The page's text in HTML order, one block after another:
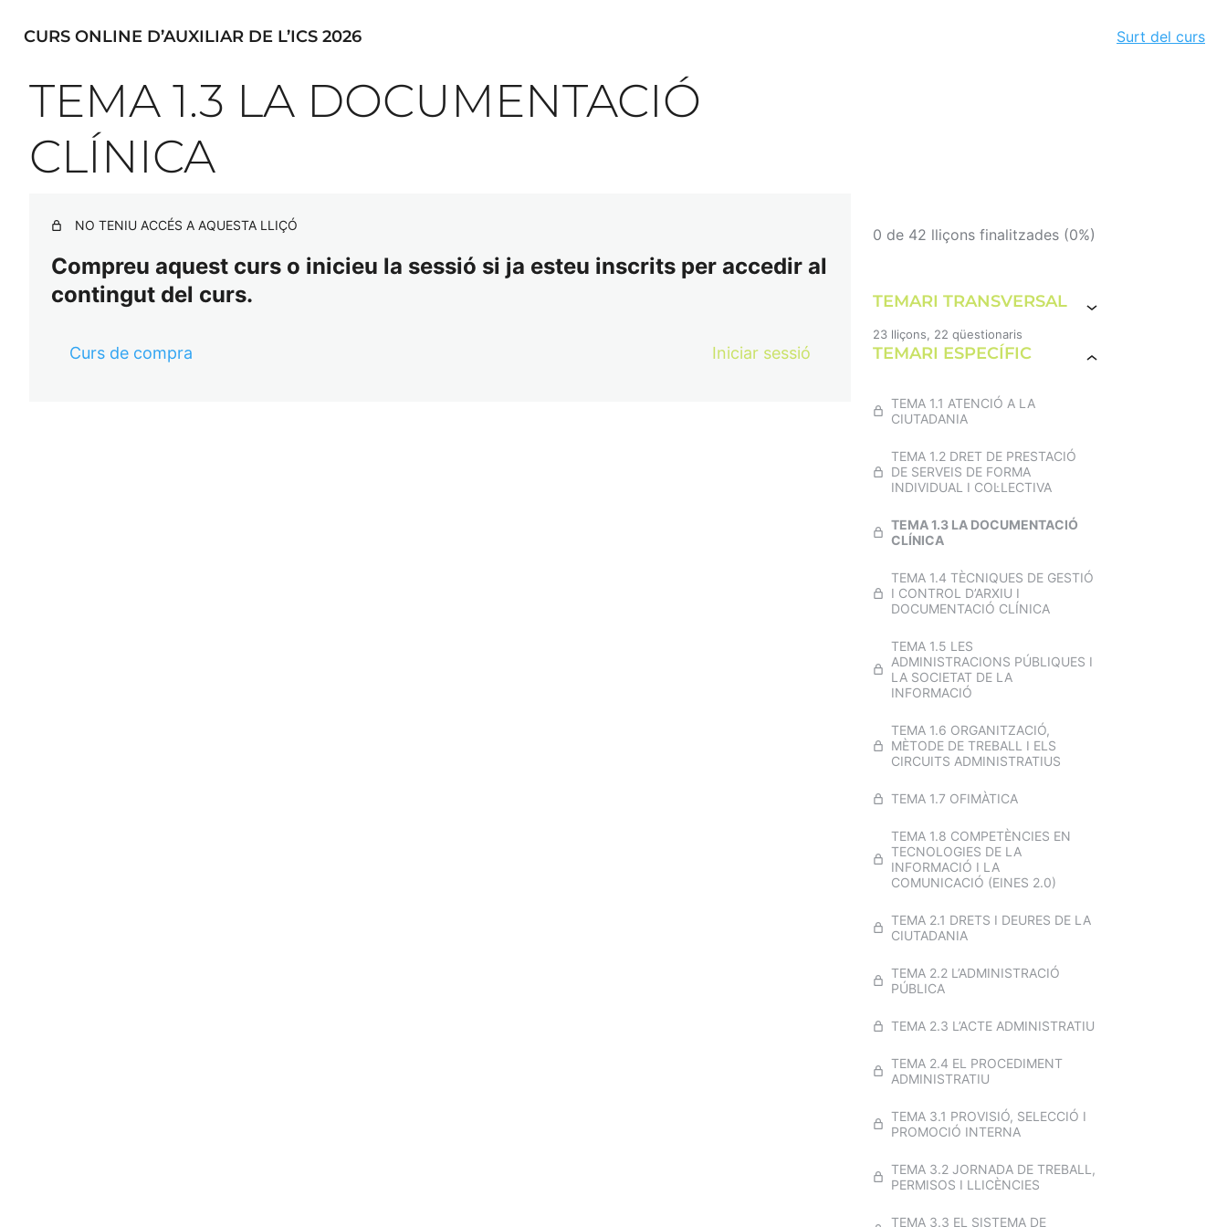
CURS ONLINE D’AUXILIAR DE L’ICS 2026 Surt del curs
TEMA 1.3 LA DOCUMENTACIÓ
CLÍNICA
NO TENIU ACCÉS A AQUESTA LLIÇÓ
Compreu aquest curs o inicieu la sessió si ja esteu inscrits per accedir al
contingut del curs.
Curs de compra Iniciar sessió
0 de 42 lliçons finalitzades (0%)
TEMARI TRANSVERSAL
TEMA 1. LA LLEI D'ORDENACIÓ
D'UTILITZACIÓ PÚBLICA DE
CATALUNYA (SISCAT)
EXAMEN TEMA 1 TRANSVERSAL
ICS 2025
INSTITUT CATALÀ DE LA SALUT
TRANSVERSAL ICS 2025
TEMA 3. DRETS I DEURES DE LA
LA SALUT I L'ATENCIÓ
SANITÀRIA
EXAMEN TEMA 3 TEMARI
TEMA 4. L'ESTATUT MARC DEL
PERSONAL ESTATUTARI DELS
TRANSVERSAL ICS 2025
TEMA 5. L'ESTATUT BÀSIC DE
L'EMPLEAT PÚBLIC
EXAMEN TEMA 5 TEMARI
TRANSVERSAL ICS 2025
TEMA 6. SISTEMES
D'INCENTIVACIÓ I PROMOCIÓ
TRANSVERSAL ICS 2025
RISCOS LABORALS
TRANSVERSAL ICS 2025
JULIOL, D'IGUALTAT EFECTIVA
23 lliçons, 22 qüestionaris
TEMARI ESPECÍFIC
TEMA 1.1 ATENCIÓ A LA
CIUTADANIA
TEMA 1.2 DRET DE PRESTACIÓ
DE SERVEIS DE FORMA
INDIVIDUAL I COL·LECTIVA
TEMA 1.3 LA DOCUMENTACIÓ
CLÍNICA
TEMA 1.4 TÈCNIQUES DE GESTIÓ
I CONTROL D’ARXIU I
DOCUMENTACIÓ CLÍNICA
TEMA 1.5 LES
ADMINISTRACIONS PÚBLIQUES I
LA SOCIETAT DE LA
INFORMACIÓ
TEMA 1.6 ORGANITZACIÓ,
MÈTODE DE TREBALL I ELS
CIRCUITS ADMINISTRATIUS
TEMA 1.7 OFIMÀTICA
TEMA 1.8 COMPETÈNCIES EN
TECNOLOGIES DE LA
INFORMACIÓ I LA
COMUNICACIÓ (EINES 2.0)
TEMA 2.1 DRETS I DEURES DE LA
CIUTADANIA
TEMA 2.2 L’ADMINISTRACIÓ
PÚBLICA
TEMA 2.3 L’ACTE ADMINISTRATIU
TEMA 2.4 EL PROCEDIMENT
ADMINISTRATIU
TEMA 3.1 PROVISIÓ, SELECCIÓ I
PROMOCIÓ INTERNA
TEMA 3.2 JORNADA DE TREBALL,
PERMISOS I LLICÈNCIES
TEMA 3.3 EL SISTEMA DE